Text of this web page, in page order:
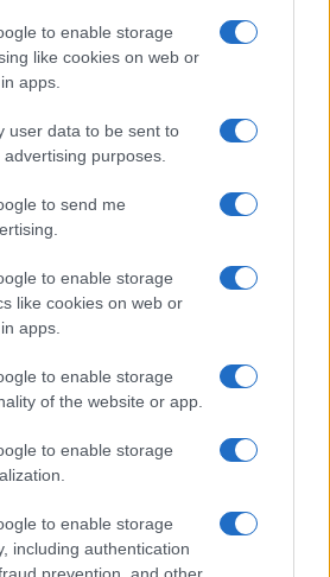
to enable storage
like cookies on web or
apps.
user data to be sent to
purposes.
to send me
to enable storage
like cookies on web or
apps.
to enable storage
of the website or app.
to enable storage
to enable storage
including authentication
prevention, and other
sarebbe composto
prestanome, insieme ad
dell’ufficio del presidente,
Dmytro Kuleba e al
Oleksii Reznikov. Valery
il massimo generale del
non provocherebbe
Ucraina, semmai i problemi
a livello internazionale
visto come l’uomo in grado di
altri leader, altrettanto
avanti come hanno fatto